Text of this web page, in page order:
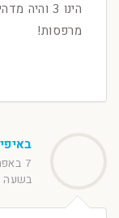
הינו 3
מרפסות!
באיפי
7 באפריל 2017
בשעה 19:29